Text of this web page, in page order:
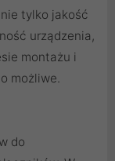
tylko jakość
urządzenia,
montażu i
możliwe.
do